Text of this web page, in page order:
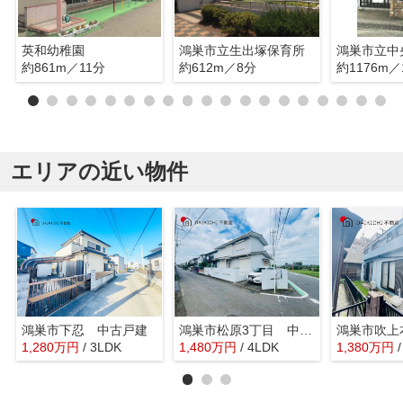
英和幼稚園
約861m／11分
鴻巣市立生出塚保育所
約612m／8分
鴻巣市立中
約1176m
エリアの近い物件
鴻巣市下忍 中古戸建
1,280万円 / 3LDK
1,480万円 / 4LDK 1,380万円